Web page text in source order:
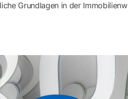
Grundlagen in der